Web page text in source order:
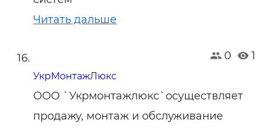
Читать дальше
0 1
УкрМонтажЛюкс
ООО `Укрмонтажлюкс`осуществляет
продажу, монтаж и обслуживание